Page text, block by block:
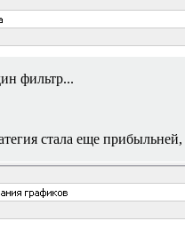
фильтр...
стала еще